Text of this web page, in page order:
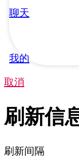
聊天
我的
取消
刷新信
刷新间隔